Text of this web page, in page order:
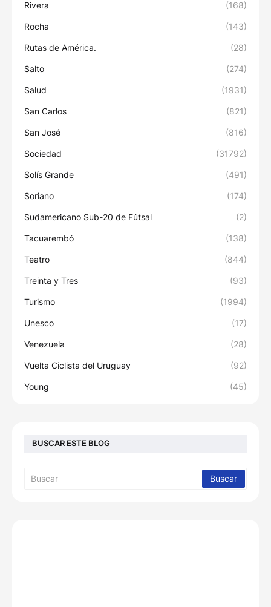
Rivera (168)
Rocha (143)
Rutas de América. (28)
Salto (274)
Salud (1931)
San Carlos (821)
San José (816)
Sociedad (31792)
Solís Grande (491)
Soriano (174)
Sudamericano Sub-20 de Fútsal (2)
Tacuarembó (138)
Teatro (844)
Treinta y Tres (93)
Turismo (1994)
Unesco (17)
Venezuela (28)
Vuelta Ciclista del Uruguay (92)
Young (45)
BUSCAR ESTE BLOG